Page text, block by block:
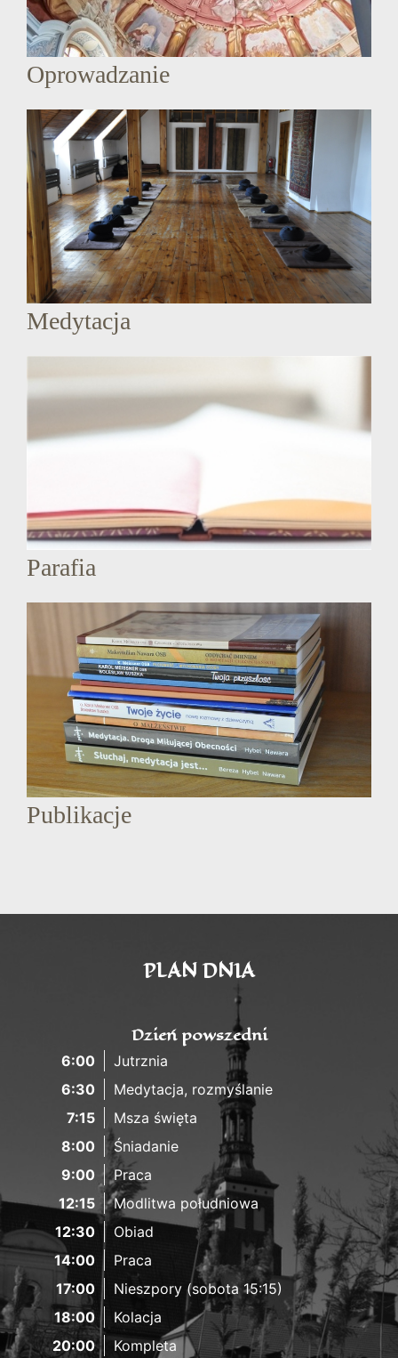
Oprowadzanie
Medytacja
Parafia
Publikacje
PLAN DNIA
Dzień powszedni
6:00
Jutrznia
6:30
Medytacja, rozmyślanie
7:15
Msza święta
8:00
Śniadanie
9:00
Praca
12:15
Modlitwa południowa
12:30
Obiad
14:00
Praca
17:00
Nieszpory (sobota 15:15)
18:00
Kolacja
20:00
Kompleta